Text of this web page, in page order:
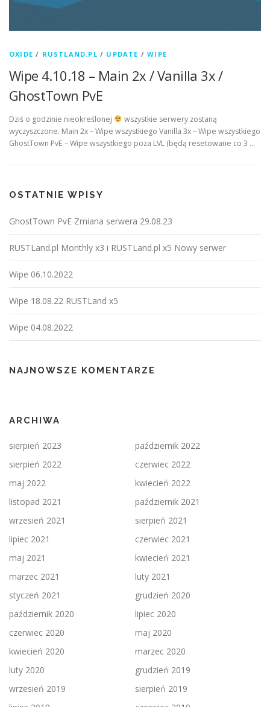
OXIDE / RUSTLAND.PL / UPDATE /WIPE
Wipe 4.10.18 – Main 2x / Vanilla 3x /
GhostTown PvE
Dziś o godzinie nieokreślonej
wszystkie serwery zostaną
wyczyszczone. Main 2x – Wipe wszystkiego Vanilla 3x – Wipe wszystkiego
GhostTown PvE – Wipe wszystkiego poza LVL (będą resetowane co 3 …
OSTATNIE WPISY
GhostTown PvE Zmiana serwera 29.08.23
RUSTLand.pl Monthly x3 i RUSTLand.pl x5 Nowy serwer
Wipe 06.10.2022
Wipe 18.08.22 RUSTLand x5
Wipe 04.08.2022
NAJNOWSZE KOMENTARZE
ARCHIWA
sierpień 2023
październik 2022
sierpień 2022
czerwiec 2022
maj 2022
kwiecień 2022
listopad 2021
październik 2021
wrzesień 2021
sierpień 2021
lipiec 2021
czerwiec 2021
maj 2021
kwiecień 2021
marzec 2021
luty 2021
styczeń 2021
grudzień 2020
październik 2020
lipiec 2020
czerwiec 2020
maj 2020
kwiecień 2020
marzec 2020
luty 2020
grudzień 2019
wrzesień 2019
sierpień 2019